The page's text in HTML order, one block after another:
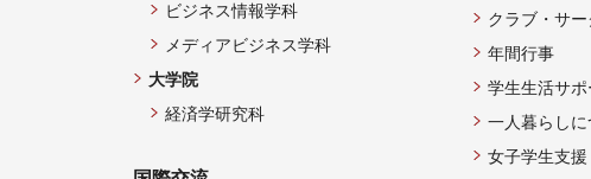
ビジネス情報学科
メディアビジネス学科
大学院
経済学研究科
クラブ・サ
年間行事
学生生活サポ
一人暮らしに
女子学生支援